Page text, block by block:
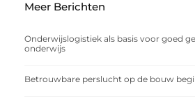
Meer Berichten
Onderwijslogistiek als basis voor goed
onderwijs
Betrouwbare perslucht op de bouw